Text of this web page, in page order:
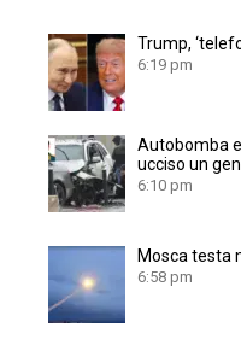
Trump,
6:19 pm
Autobomba
ucciso un
6:10 pm
Mosca testa
6:58 pm